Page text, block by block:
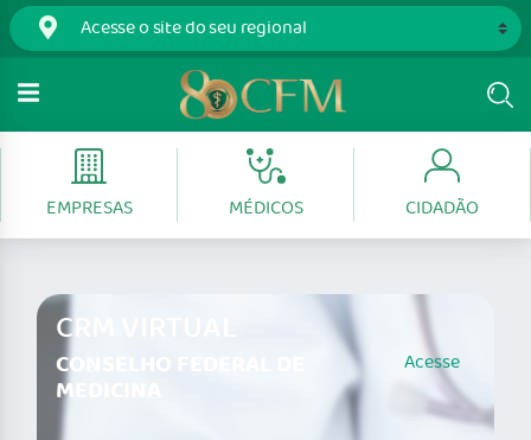
EMPRESAS MÉDICOS CIDADÃO
CRM VIRTUAL
CONSELHO FEDERAL DE
MEDICINA
Acesse